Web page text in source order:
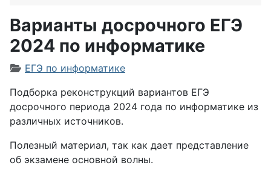
Варианты досрочного ЕГЭ
2024 по информатике
Информация о материале
ЕГЭ по информатике
Подборка реконструкций вариантов ЕГЭ
досрочного периода 2024 года по информатике из
различных источников.
Полезный материал, так как дает представление
об экзамене основной волны.